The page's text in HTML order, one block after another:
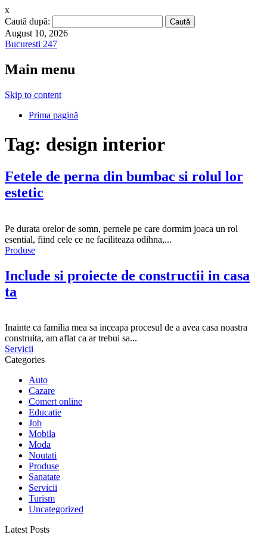
x
Caută după:
August 10, 2026
Bucuresti 247
Main menu
Skip to content
Prima pagină
Tag: design interior
Fetele de perna din bumbac si rolul lor
estetic
Pe durata orelor de somn, pernele pe care dormim joaca un rol
esential, fiind cele ce ne faciliteaza odihna,...
Produse
Include si proiecte de constructii in casa
ta
Inainte ca familia mea sa inceapa procesul de a avea casa noastra
construita, am aflat ca ar trebui sa...
Servicii
Categories
Auto
Cazare
Comert online
Educatie
Job
Mobila
Moda
Noutati
Produse
Sanatate
Servicii
Turism
Uncategorized
Latest Posts